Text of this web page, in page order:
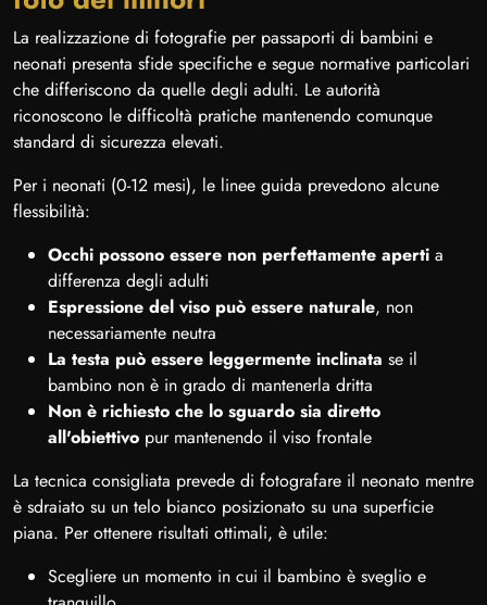
La realizzazione di fotografie per passaporti di bambini e
neonati presenta sfide specifiche e segue normative particolari
che differiscono da quelle degli adulti. Le autorità
riconoscono le difficoltà pratiche mantenendo comunque
standard di sicurezza elevati.
Per i neonati (0-12 mesi), le linee guida prevedono alcune
flessibilità:
Occhi possono essere non perfettamente aperti a
differenza degli adulti
Espressione del viso può essere naturale, non
necessariamente neutra
La testa può essere leggermente inclinata se il
bambino non è in grado di mantenerla dritta
Non è richiesto che lo sguardo sia diretto
all'obiettivo pur mantenendo il viso frontale
La tecnica consigliata prevede di fotografare il neonato mentre
è sdraiato su un telo bianco posizionato su una superficie
piana. Per ottenere risultati ottimali, è utile:
Scegliere un momento in cui il bambino è sveglio e